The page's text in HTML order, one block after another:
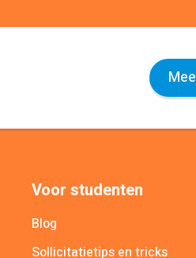
Voor studenten
Blog
Sollicitatietips en tricks